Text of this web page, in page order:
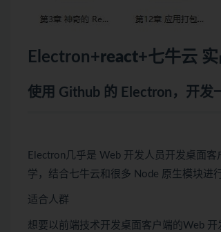
Electron+react+七牛云
使用 Github 的 Electron，开
Electron几乎是 Web 开发人员开发桌面
学，结合七牛云和很多 Node 原生模块进
适合人群
想要以前端技术开发桌面客户端的Web 开